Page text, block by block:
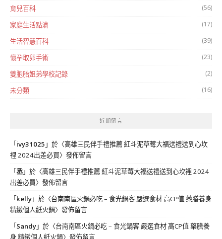
育兒百科 (56)
家庭生活點滴 (17)
生活智慧百科 (39)
懷孕取卵手術 (23)
雙胞胎姐弟學校記錄 (2)
未分類 (16)
近期留言
「ivy31025 」於〈高雄三民伴手禮推薦 紅斗泥草莓大福送禮送到心坎
裡 2024出差必買〉發佈留言
「丞」於〈高雄三民伴手禮推薦 紅斗泥草莓大福送禮送到心坎裡 2024
出差必買〉發佈留言
「kelly」於〈台南南區火鍋必吃 – 食光鍋客 嚴選食材 高CP值 藥膳養身
精緻個人紙火鍋〉發佈留言
「Sandy」於〈台南南區火鍋必吃 – 食光鍋客 嚴選食材 高CP值 藥膳養
身 精緻個人紙火鍋〉發佈留言